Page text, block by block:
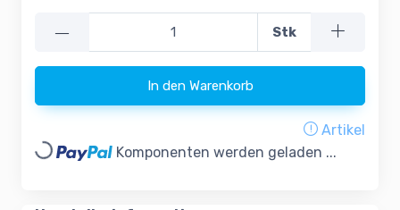
— Stk
In den Warenkorb
Artikel
Loading... Komponenten werden geladen ...